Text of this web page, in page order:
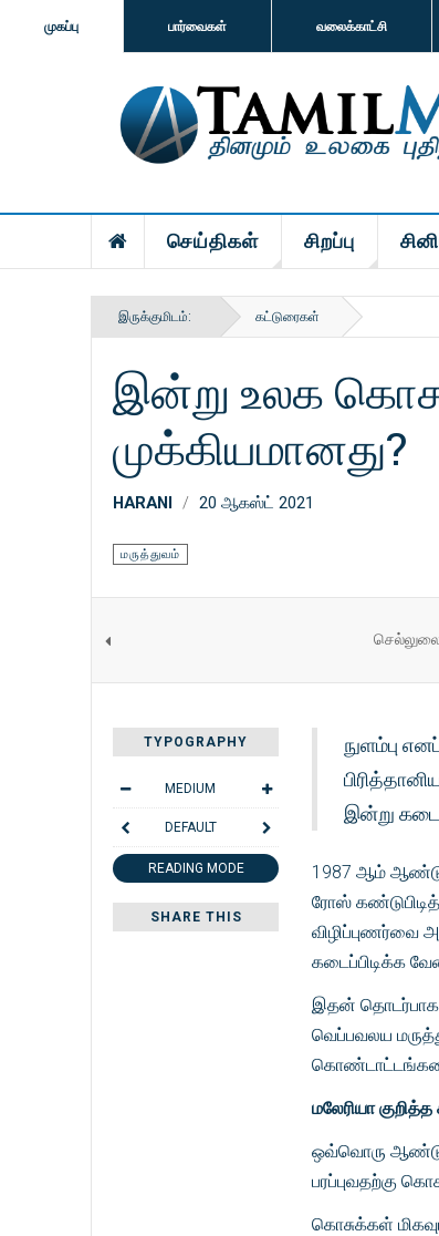
முகப்பு பார்வைகள் வலைக்காட்சி
செய்திகள் சிறப்பு
இருக்குமிடம்: கட்டுரைகள்
இன்று உலக
முக்கியமானது?
HARANI 20 ஆகஸ்ட் 2021
மருத்துவம்
TYPOGRAPHY
MEDIUM
DEFAULT
READING MODE
SHARE THIS
நுளம்பு
இன்று
1987 ஆம்
ரோஸ்
விழிப்புணர்வை
கடைப்பிடிக்க
இதன் தொடர்பாக
வெப்பவலய
கொண்டாட்டங்களை
மலேரியா
ஒவ்வொரு
பரப்புவதற்கு
கொசுக்கள்